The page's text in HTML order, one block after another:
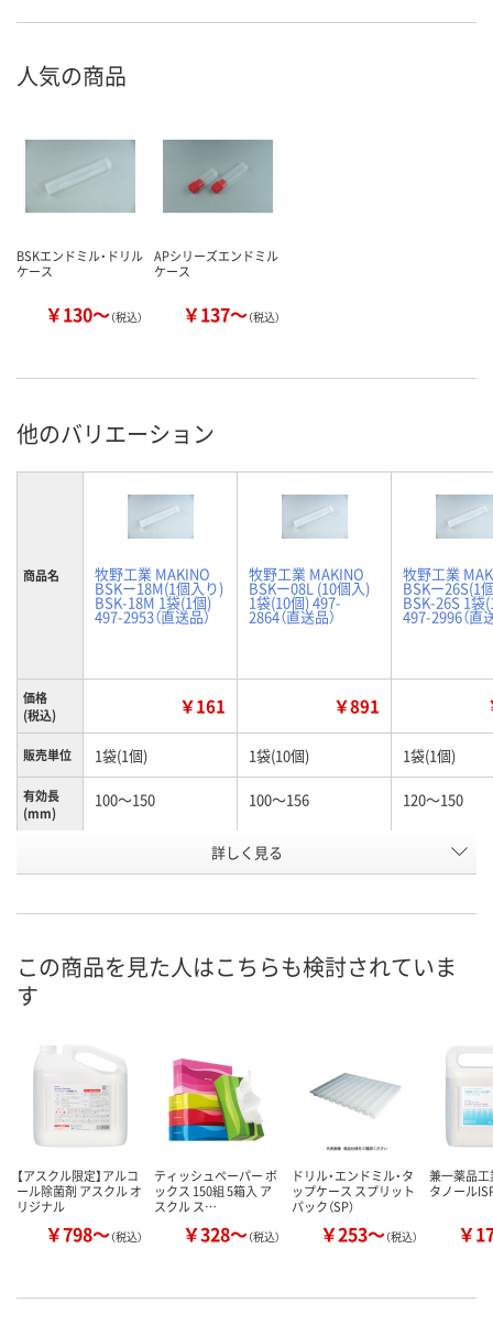
人気の商品
BSKエンドミル・ドリル
ケース
￥130～（税込）
APシリーズエンドミル
ケース
￥137～（税込）
他のバリエーション
商品名 牧野工業 MAKINO
BSKー18M(1個入り)
BSK-18M 1袋(1個)
497-2953（直送品）
牧野工業 MAKINO
BSKー08L (10個入)
1袋(10個) 497-
2864（直送品）
牧野工業
BSKー26S(1
BSK-26S 1袋
497-2996（直
価格
(税込)
￥161 ￥891
販売単位 1袋(1個) 1袋(10個) 1袋(1個)
有効長
(mm)
100～150 100～156 120～150
N261156 N261116
カゴへ カ
詳しく見る
この商品を見た人はこちらも検討されていま
す
【アスクル限定】アルコ
ール除菌剤 アスクル オ
リジナル
￥798～（税込）
ティッシュペーパー ボ
ックス 150組 5箱入 ア
スクル ス…
￥328～（税込）
ドリル・エンドミル・タ
ップケース スプリット
パック（SP）
￥253～（税込）
兼一薬品
タノール
￥